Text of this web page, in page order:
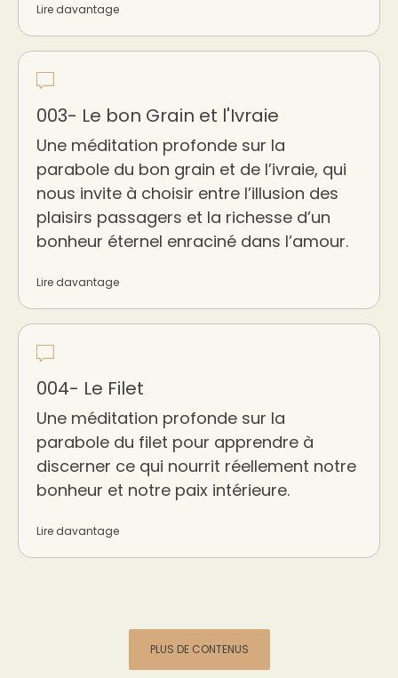
Lire davantage
003- Le bon Grain et l'Ivraie
Une méditation profonde sur la
parabole du bon grain et de l’ivraie, qui
nous invite à choisir entre l’illusion des
plaisirs passagers et la richesse d’un
bonheur éternel enraciné dans l’amour.
Lire davantage
004- Le Filet
Une méditation profonde sur la
parabole du filet pour apprendre à
discerner ce qui nourrit réellement notre
bonheur et notre paix intérieure.
Lire davantage
PLUS DE CONTENUS